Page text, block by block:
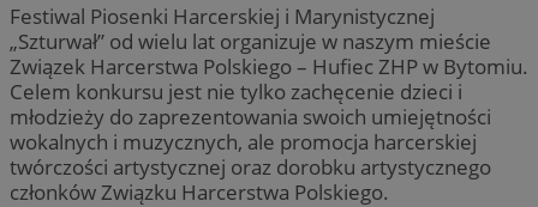
Festiwal Piosenki Harcerskiej i Marynistycznej
„Szturwał” od wielu lat organizuje w naszym mieście
Związek Harcerstwa Polskiego – Hufiec ZHP w Bytomiu.
Celem konkursu jest nie tylko zachęcenie dzieci i
młodzieży do zaprezentowania swoich umiejętności
wokalnych i muzycznych, ale promocja harcerskiej
twórczości artystycznej oraz dorobku artystycznego
członków Związku Harcerstwa Polskiego.